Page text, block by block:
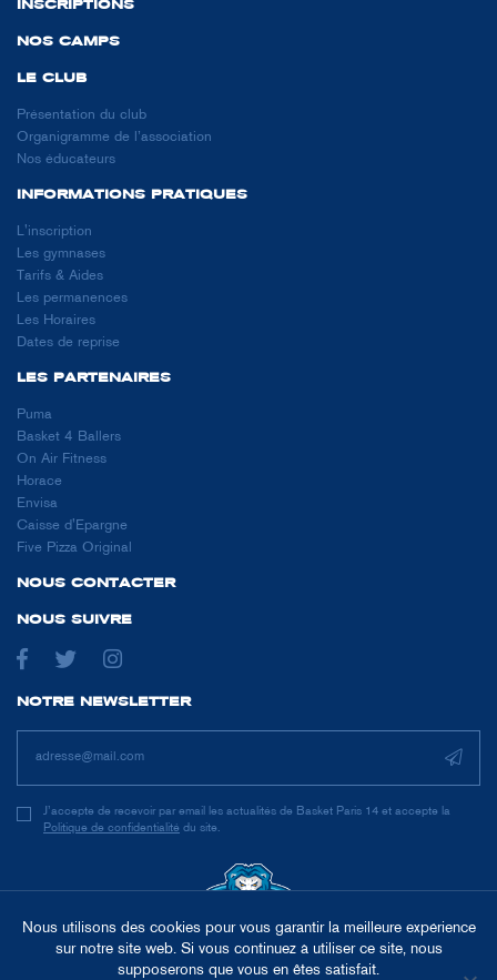
INSCRIPTIONS
NOS CAMPS
LE CLUB
Présentation du club
Organigramme de l’association
Nos éducateurs
INFORMATIONS PRATIQUES
L'inscription
Les gymnases
Tarifs & Aides
Les permanences
Les Horaires
Dates de reprise
LES PARTENAIRES
Puma
Basket 4 Ballers
On Air Fitness
Horace
Envisa
Caisse d'Epargne
Five Pizza Original
NOUS CONTACTER
NOUS SUIVRE
NOTRE NEWSLETTER
J’accepte de recevoir par email les actualités de Basket Paris 14 et accepte la
Politique de confidentialité du site.
Nous utilisons des cookies pour vous garantir la meilleure expérience
sur notre site web. Si vous continuez à utiliser ce site, nous
supposerons que vous en êtes satisfait.